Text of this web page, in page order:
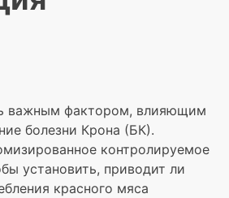
важным фактором, влияющим
болезни Крона (БК).
контролируемое
установить, приводит ли
красного мяса